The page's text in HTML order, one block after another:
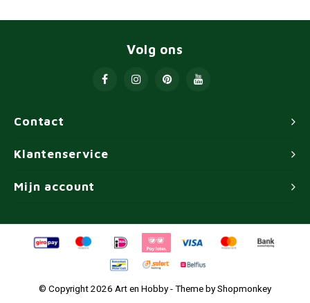
Contact
Volg ons
Klantenservice
Mijn account
© Copyright 2026 Art en Hobby - Theme byShopmonkey